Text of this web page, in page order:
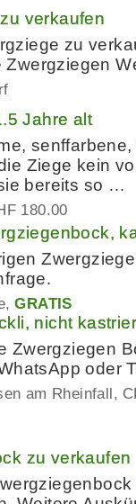
verkaufen
zu
Jahre alt
Ziege kein
bereits so …
180.00
GRATIS
nicht
Zwergziegen
oder
am Rheinfall
zu verkaufen